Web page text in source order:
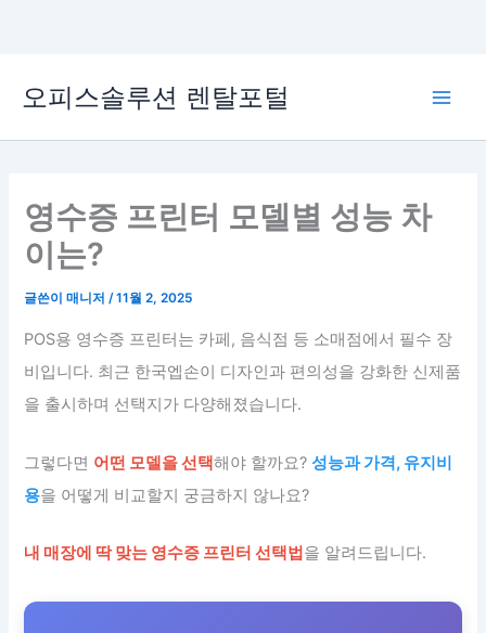
로
오피스솔루션 렌탈포털
영수증 프린터 모델별 성능 차
이는?
글쓴이매니저 /11월 2, 2025
POS용 영수증 프린터는 카페, 음식점 등 소매점에서 필수 장
비입니다. 최근 한국엡손이 디자인과 편의성을 강화한 신제품
을 출시하며 선택지가 다양해졌습니다.
그렇다면 어떤 모델을 선택해야 할까요?성능과 가격, 유지비
용을 어떻게 비교할지 궁금하지 않나요?
내 매장에 딱 맞는 영수증 프린터 선택법을 알려드립니다.